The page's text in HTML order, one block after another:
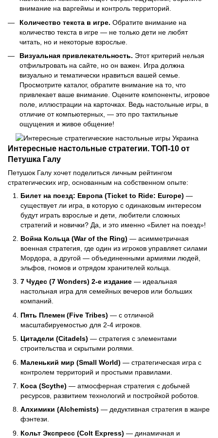
внимание на варгеймы и контроль территорий.
Количество текста в игре. Обратите внимание на
количество текста в игре — не только дети не любят
читать, но и некоторые взрослые.
Визуальная привлекательность. Этот критерий нельзя
отфильтровать на сайте, но он важен. Игра должна
визуально и тематически нравиться вашей семье.
Просмотрите каталог, обратите внимание на то, что
привлекает ваше внимание. Оцените компоненты, игровое
поле, иллюстрации на карточках. Ведь настольные игры, в
отличие от компьютерных, — это про тактильные
ощущения и живое общение!
Интересные настольные стратегии. ТОП-10 от
Петушка Галу
Петушок Галу хочет поделиться личным рейтингом
стратегических игр, основанным на собственном опыте:
Билет на поезд: Европа (Ticket to Ride: Europe) —
существует ли игра, в которую с одинаковым интересом
будут играть взрослые и дети, любители сложных
стратегий и новички? Да, и это именно «Билет на поезд»!
Война Кольца (War of the Ring) — асимметричная
военная стратегия, где один из игроков управляет силами
Мордора, а другой — объединенными армиями людей,
эльфов, гномов и отрядом хранителей кольца.
7 Чудес (7 Wonders) 2-е издание — идеальная
настольная игра для семейных вечеров или больших
компаний.
Пять Племен (Five Tribes) — с отличной
масштабируемостью для 2-4 игроков.
Цитадели (Citadels) — стратегия с элементами
строительства и скрытыми ролями.
Маленький мир (Small World) — стратегическая игра с
контролем территорий и простыми правилами.
Коса (Scythe) — атмосферная стратегия с добычей
ресурсов, развитием технологий и постройкой роботов.
Алхимики (Alchemists) — дедуктивная стратегия в жанре
фэнтези.
Кольт Экспресс (Colt Express) — динамичная и